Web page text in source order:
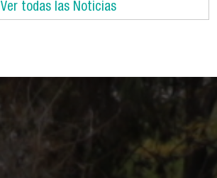
Ver todas las Noticias